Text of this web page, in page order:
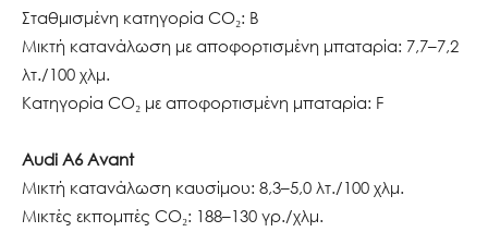
Σταθμισμένη κατηγορία CO₂: B
Μικτή κατανάλωση με αποφορτισμένη μπαταρία: 7,7–7,2
λτ./100 χλμ.
Κατηγορία CO₂ με αποφορτισμένη μπαταρία: F
Audi A6 Avant
Μικτή κατανάλωση καυσίμου: 8,3–5,0 λτ./100 χλμ.
Μικτές εκπομπές CO₂: 188–130 γρ./χλμ.